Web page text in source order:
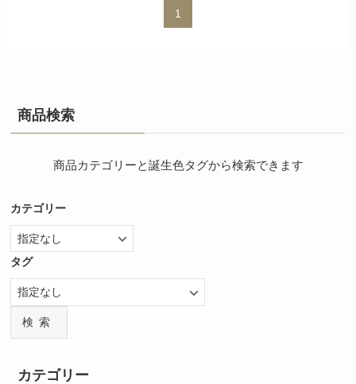
1
商品検索
商品カテゴリーと誕生色タグから検索できます
カテゴリー
タグ
検索
カテゴリー